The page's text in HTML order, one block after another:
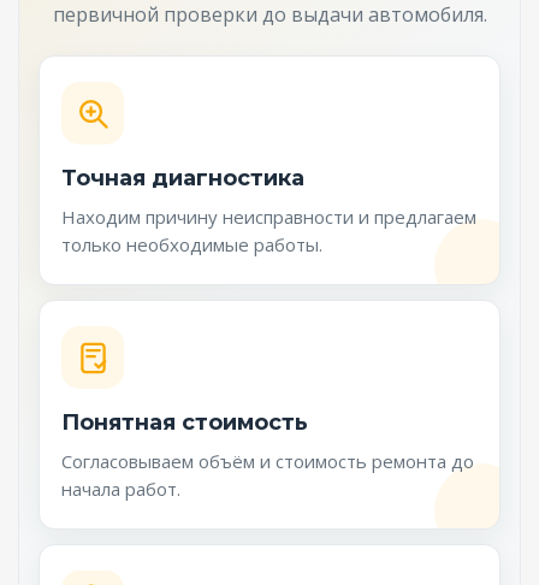
первичной проверки до выдачи автомобиля.
Точная диагностика
Находим причину неисправности и предлагаем
только необходимые работы.
Понятная стоимость
Согласовываем объём и стоимость ремонта до
начала работ.